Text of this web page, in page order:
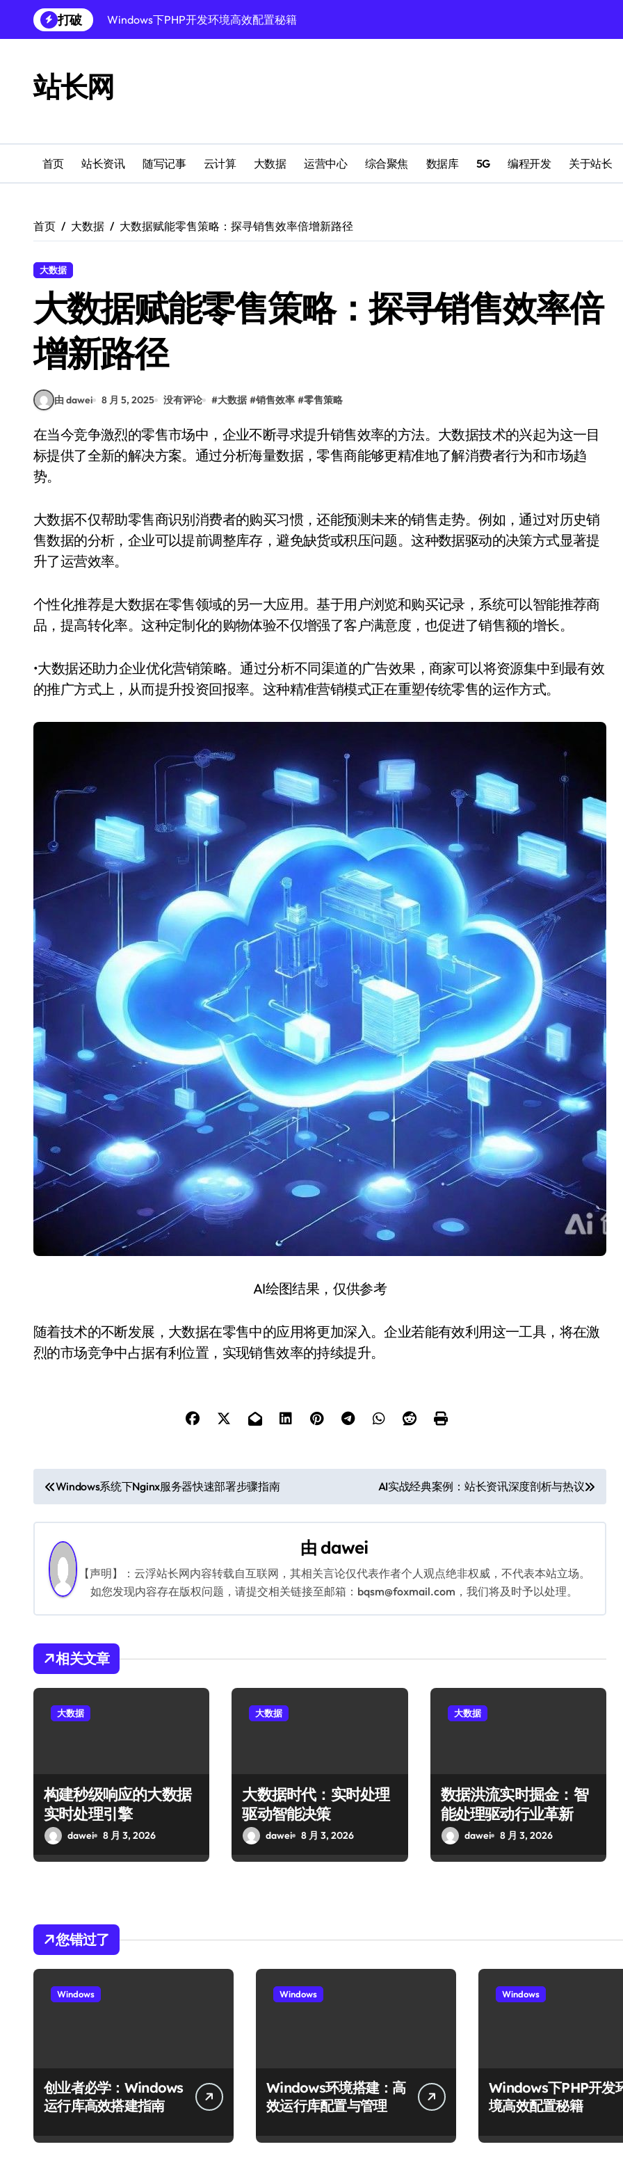
到
打破
Windows下PHP开发环境高效配置秘籍
Windows多媒体开发环境搭建与运行库管理
外闻洞察促融合，科技赋能站长运营
机器学习赋能站长：技术跨界新视界
机器学习驱动站长跨界融合新生态
创业者必学：Windows运行库高效搭建指南
站长网
首页 站长资讯 随写记事 云计算 大数据 运营中心 综合聚焦 数据库 5G 编程开发 关于站长
首页 大数据 大数据赋能零售策略：探寻销售效率倍增新路径
大数据
大数据赋能零售策略：探寻销售效率倍
增新路径
由 dawei 8 月 5, 2025 没有评论 #大数据 #销售效率 #零售策略
在当今竞争激烈的零售市场中，企业不断寻求提升销售效率的方法。大数据技术的兴起为这一目
标提供了全新的解决方案。通过分析海量数据，零售商能够更精准地了解消费者行为和市场趋
势。
大数据不仅帮助零售商识别消费者的购买习惯，还能预测未来的销售走势。例如，通过对历史销
售数据的分析，企业可以提前调整库存，避免缺货或积压问题。这种数据驱动的决策方式显著提
升了运营效率。
个性化推荐是大数据在零售领域的另一大应用。基于用户浏览和购买记录，系统可以智能推荐商
品，提高转化率。这种定制化的购物体验不仅增强了客户满意度，也促进了销售额的增长。
•大数据还助力企业优化营销策略。通过分析不同渠道的广告效果，商家可以将资源集中到最有效
的推广方式上，从而提升投资回报率。这种精准营销模式正在重塑传统零售的运作方式。
AI绘图结果，仅供参考
随着技术的不断发展，大数据在零售中的应用将更加深入。企业若能有效利用这一工具，将在激
烈的市场竞争中占据有利位置，实现销售效率的持续提升。
文
章
导
航
Windows系统下Nginx服务器快速部署步骤指南 AI实战经典案例：站长资讯深度剖析与热议
由 dawei
【声明】：云浮站长网内容转载自互联网，其相关言论仅代表作者个人观点绝非权威，不代表本站立场。
如您发现内容存在版权问题，请提交相关链接至邮箱：bqsm@foxmail.com，我们将及时予以处理。
相关文章
大数据
构建秒级响应的大数据
实时处理引擎
dawei 8 月 3, 2026
大数据
大数据时代：实时处理
驱动智能决策
dawei 8 月 3, 2026
大数据
数据洪流实时掘金：智
能处理驱动行业革新
dawei 8 月 3, 2026
您错过了
Windows
创业者必学：Windows
运行库高效搭建指南
Windows
Windows环境搭建：高
效运行库配置与管理
Windows
Windows下PHP开发
境高效配置秘籍